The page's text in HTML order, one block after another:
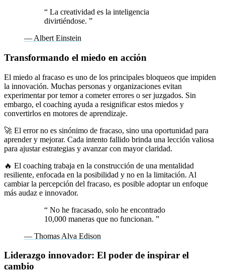
“ La creatividad es la inteligencia
divirtiéndose. ”
— Albert Einstein
Transformando el miedo en acción
El miedo al fracaso es uno de los principales bloqueos que impiden
la innovación. Muchas personas y organizaciones evitan
experimentar por temor a cometer errores o ser juzgados. Sin
embargo, el coaching ayuda a resignificar estos miedos y
convertirlos en motores de aprendizaje.
🚀 El error no es sinónimo de fracaso, sino una oportunidad para
aprender y mejorar. Cada intento fallido brinda una lección valiosa
para ajustar estrategias y avanzar con mayor claridad.
🔥 El coaching trabaja en la construcción de una mentalidad
resiliente, enfocada en la posibilidad y no en la limitación. Al
cambiar la percepción del fracaso, es posible adoptar un enfoque
más audaz e innovador.
“ No he fracasado, solo he encontrado
10,000 maneras que no funcionan. ”
— Thomas Alva Edison
Liderazgo innovador: El poder de inspirar el
cambio